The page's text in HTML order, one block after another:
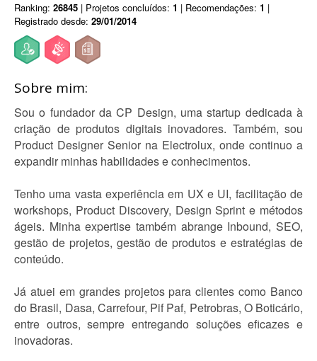
Ranking: 26845 | Projetos concluídos: 1 | Recomendações: 1 |
Registrado desde: 29/01/2014
Sobre mim:
Sou o fundador da CP Design, uma startup dedicada à
criação de produtos digitais inovadores. Também, sou
Product Designer Senior na Electrolux, onde continuo a
expandir minhas habilidades e conhecimentos.
Tenho uma vasta experiência em UX e UI, facilitação de
workshops, Product Discovery, Design Sprint e métodos
ágeis. Minha expertise também abrange Inbound, SEO,
gestão de projetos, gestão de produtos e estratégias de
conteúdo.
Já atuei em grandes projetos para clientes como Banco
do Brasil, Dasa, Carrefour, Pif Paf, Petrobras, O Boticário,
entre outros, sempre entregando soluções eficazes e
inovadoras.